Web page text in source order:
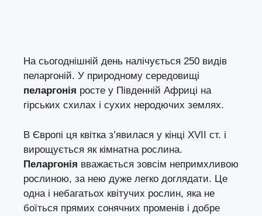
На сьогоднішній день налічується 250 видів
пеларгоній. У природному середовищі
пеларгонія росте у Південній Африці на
гірських схилах і сухих неродючих землях.
В Європі ця квітка з’явилася у кінці ХVII ст. і
вирощується як кімнатна рослина.
Пеларгонія вважається зовсім непримхливою
рослиною, за нею дуже легко доглядати. Це
одна і небагатьох квітучих рослин, яка не
боїться прямих сонячних променів і добре